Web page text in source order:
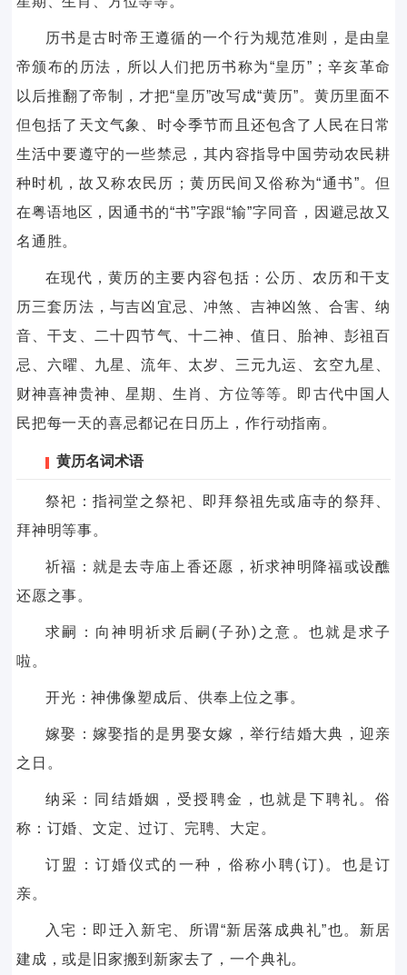
历书是古时帝王遵循的一个行为规范准则，是由皇
帝颁布的历法，所以人们把历书称为“皇历”；辛亥革命
以后推翻了帝制，才把“皇历”改写成“黄历”。黄历里面不
但包括了天文气象、时令季节而且还包含了人民在日常
生活中要遵守的一些禁忌，其内容指导中国劳动农民耕
种时机，故又称农民历；黄历民间又俗称为“通书”。但
在粤语地区，因通书的“书”字跟“输”字同音，因避忌故又
名通胜。
在现代，黄历的主要内容包括：公历、农历和干支
历三套历法，与吉凶宜忌、冲煞、吉神凶煞、合害、纳
音、干支、二十四节气、十二神、值日、胎神、彭祖百
忌、六曜、九星、流年、太岁、三元九运、玄空九星、
财神喜神贵神、星期、生肖、方位等等。即古代中国人
民把每一天的喜忌都记在日历上，作行动指南。
黄历名词术语
祭祀：指祠堂之祭祀、即拜祭祖先或庙寺的祭拜、
拜神明等事。
祈福：就是去寺庙上香还愿，祈求神明降福或设醮
还愿之事。
求嗣：向神明祈求后嗣(子孙)之意。也就是求子
啦。
开光：神佛像塑成后、供奉上位之事。
嫁娶：嫁娶指的是男娶女嫁，举行结婚大典，迎亲
之日。
纳采：同结婚姻，受授聘金，也就是下聘礼。俗
称：订婚、文定、过订、完聘、大定。
订盟：订婚仪式的一种，俗称小聘(订)。也是订
亲。
入宅：即迁入新宅、所谓“新居落成典礼”也。新居
建成，或是旧家搬到新家去了，一个典礼。